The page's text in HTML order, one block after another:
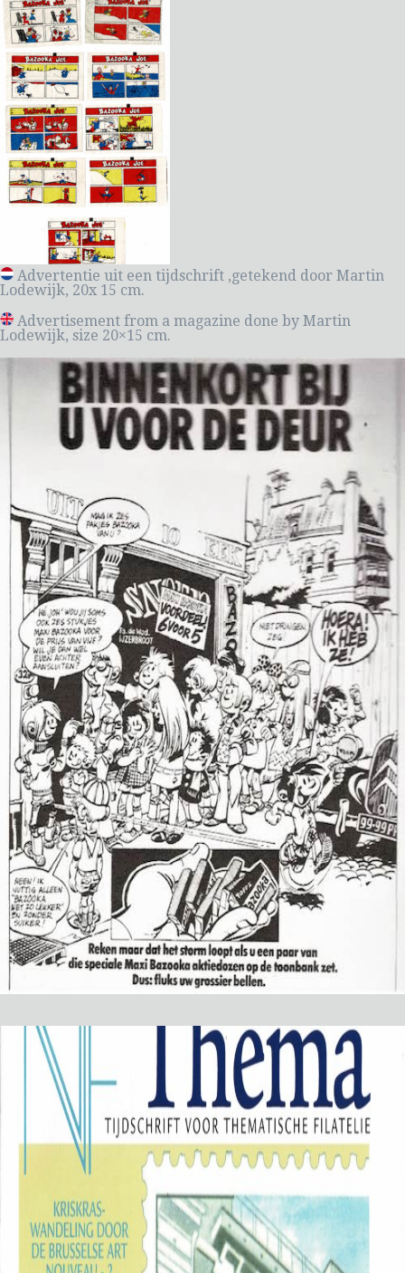
Advertentie uit een tijdschrift ,getekend door Martin
Lodewijk, 20x 15 cm.
Advertisement from a magazine done by Martin
Lodewijk, size 20×15 cm.